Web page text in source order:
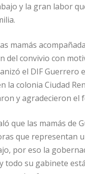
y la gran labor
mamás
del convivio con
el DIF Guerrero
la colonia Ciudad
y agradecieron el
que las mamás de
que representan
por eso la
todo su gabinete